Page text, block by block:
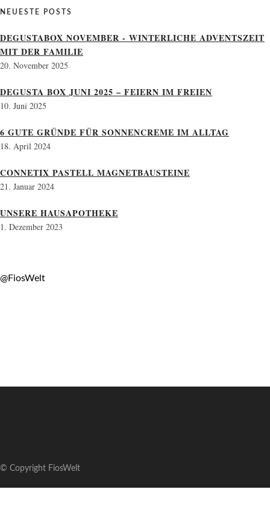
NEUESTE POSTS
DEGUSTABOX NOVEMBER - WINTERLICHE ADVENTSZEIT
MIT DER FAMILIE
20. November 2025
DEGUSTA BOX JUNI 2025 – FEIERN IM FREIEN
10. Juni 2025
6 GUTE GRÜNDE FÜR SONNENCREME IM ALLTAG
18. April 2024
CONNETIX PASTELL MAGNETBAUSTEINE
21. Januar 2024
UNSERE HAUSAPOTHEKE
1. Dezember 2023
@FiosWelt
© Copyright FiosWelt